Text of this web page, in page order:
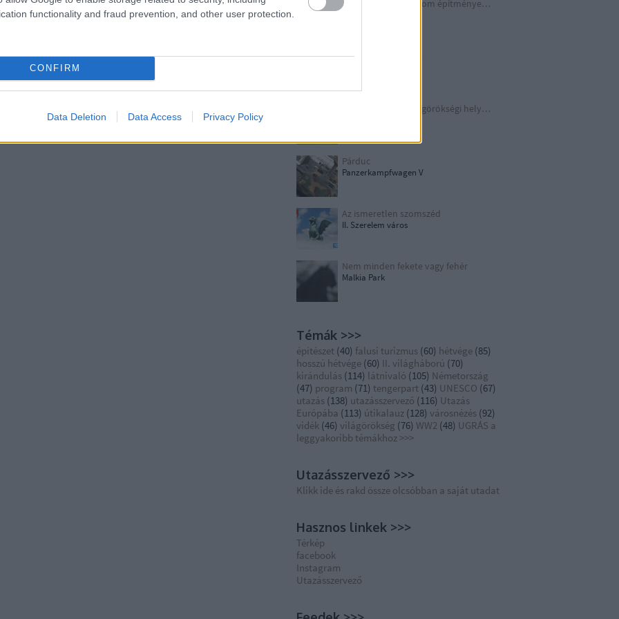
functionality and fraud prevention, and other user protection.
CONFIRM
Data Deletion Data Access Privacy Policy
A Harmadik Birodalom építményei X.
Schindler legendája
TOP 10 európai világörökségi helyszín
Párduc
Panzerkampfwagen V
Az ismeretlen szomszéd
II. Szerelem város
Nem minden fekete vagy fehér
Malkia Park
Témák >>>
építészet (40) falusi turizmus (60) hétvége (85)
hosszú hétvége (60) II. világháború (70)
kirándulás (114) látnivaló (105) Németország
(47) program (71) tengerpart (43) UNESCO (67)
utazás (138) utazásszervező (116) Utazás
Európába (113) útikalauz (128) városnézés (92)
vidék (46) világörökség (76) WW2 (48) UGRÁS a
leggyakoribb témákhoz >>>
Utazásszervező >>>
Klikk ide és rakd össze olcsóbban a saját utadat
Hasznos linkek >>>
Térkép
facebook
Instagram
Utazásszervező